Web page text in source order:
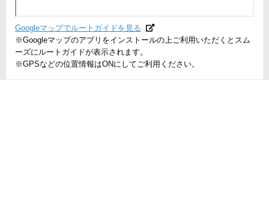
Googleマップでルートガイドを見る
※Googleマップのアプリをインストールの上ご利用いただくとスム
ーズにルートガイドが表示されます。
※GPSなどの位置情報はONにしてご利用ください。